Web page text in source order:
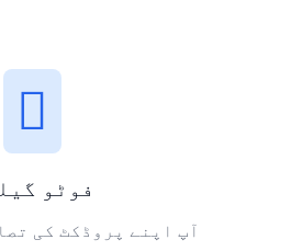
فوٹو
آپ اپنے پروڈکٹ کی